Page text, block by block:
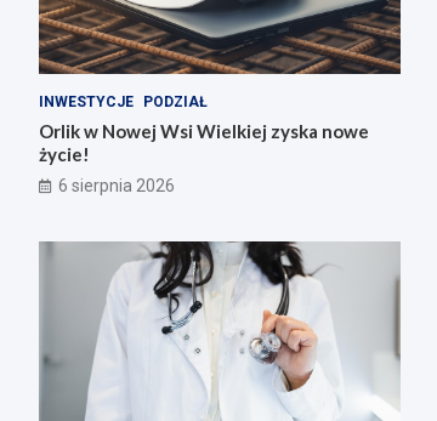
INWESTYCJE PODZIAŁ
Orlik w Nowej Wsi Wielkiej zyska nowe
życie!
6 sierpnia 2026